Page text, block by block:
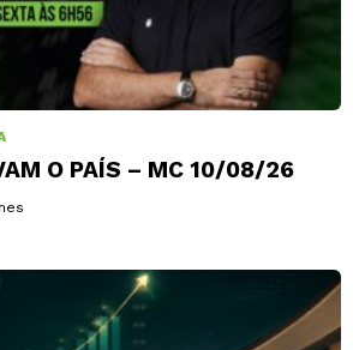
O PAÍS – MC 10/08/26